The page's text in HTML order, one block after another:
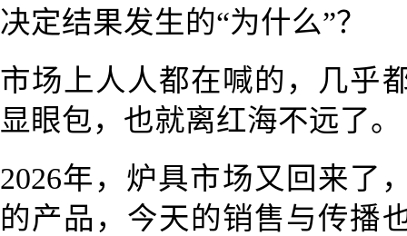
决定结果发生的“为什么”？
市场上人人都在喊的，几乎
显眼包，也就离红海不远了。
2026年，炉具市场又回来了
的产品，今天的销售与传播